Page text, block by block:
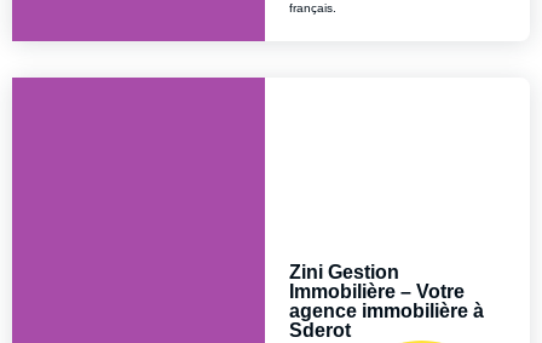
français.
Zini Gestion
Immobilière – Votre
agence immobilière à
Sderot